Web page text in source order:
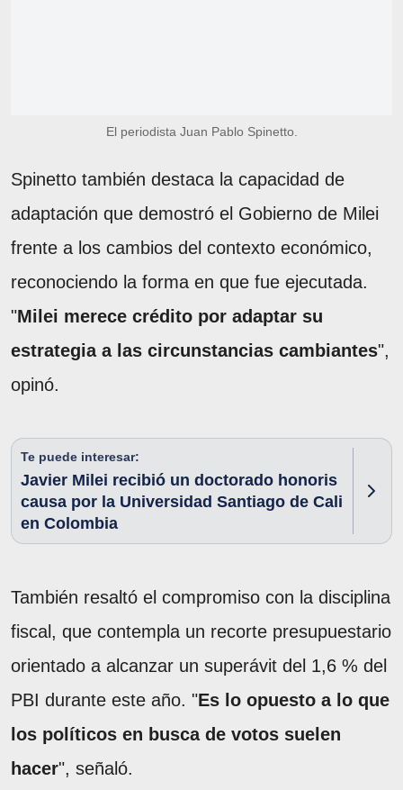
El periodista Juan Pablo Spinetto.
Spinetto también destaca la capacidad de
adaptación que demostró el Gobierno de Milei
frente a los cambios del contexto económico,
reconociendo la forma en que fue ejecutada.
"Milei merece crédito por adaptar su
estrategia a las circunstancias cambiantes",
opinó.
Te puede interesar:
Javier Milei recibió un doctorado honoris
causa por la Universidad Santiago de Cali
en Colombia
También resaltó el compromiso con la disciplina
fiscal, que contempla un recorte presupuestario
orientado a alcanzar un superávit del 1,6 % del
PBI durante este año. "Es lo opuesto a lo que
los políticos en busca de votos suelen
hacer", señaló.